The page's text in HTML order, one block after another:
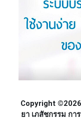
Copyright
ยา เภสัชกรรม ก